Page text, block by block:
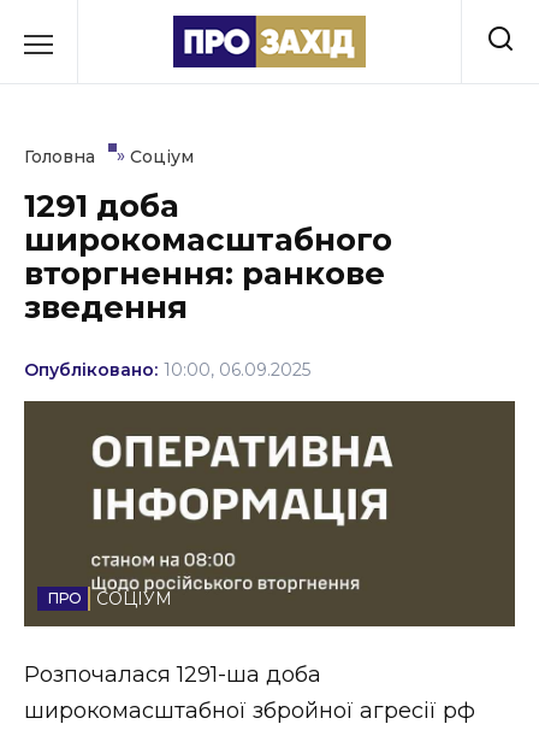
до
Культура
Освіта
Політика
Соціум
Стиль життя
Втрачений Ужгород
Втрачений Ужгород (відеоверсія)
Головна » Соціум
1291 доба
широкомасштабного
вторгнення: ранкове
зведення
Опубліковано: 10:00, 06.09.2025
СОЦІУМ
Розпочалася 1291-ша доба
широкомасштабної збройної агресії рф